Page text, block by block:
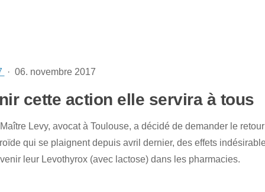
· 06. novembre 2017
cette action elle servira à tous
Levy, avocat à Toulouse, a décidé de demander le retour
qui se plaignent depuis avril dernier, des effets
leur Levothyrox (avec lactose) dans les pharmacies.